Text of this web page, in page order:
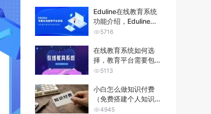
Eduline在线教育系统
功能介绍，Eduline...
5716
在线教育系统如何选
择，教育平台需要包含
哪些功能？
5113
小白怎么做知识付费
（免费搭建个人知识付
费平台）
4945